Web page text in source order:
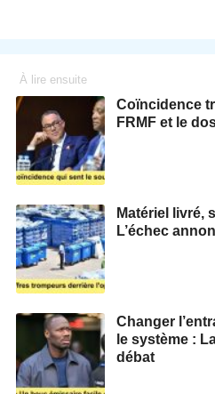
À lire ensuite
Coïncidence
FRMF et le
Matériel livré,
L’échec
Changer
le système :
débat